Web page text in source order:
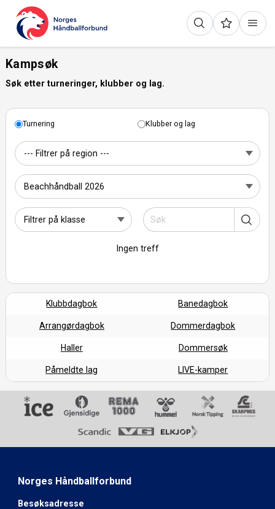
Kampsøk
Søk etter turneringer, klubber og lag.
Turnering Klubber og lag
Ingen treff
Klubbdagbok Banedagbok
Arrangørdagbok Dommerdagbok
Haller Dommersøk
Påmeldte lag LIVE-kamper
Norges Håndballforbund
Besøksadresse